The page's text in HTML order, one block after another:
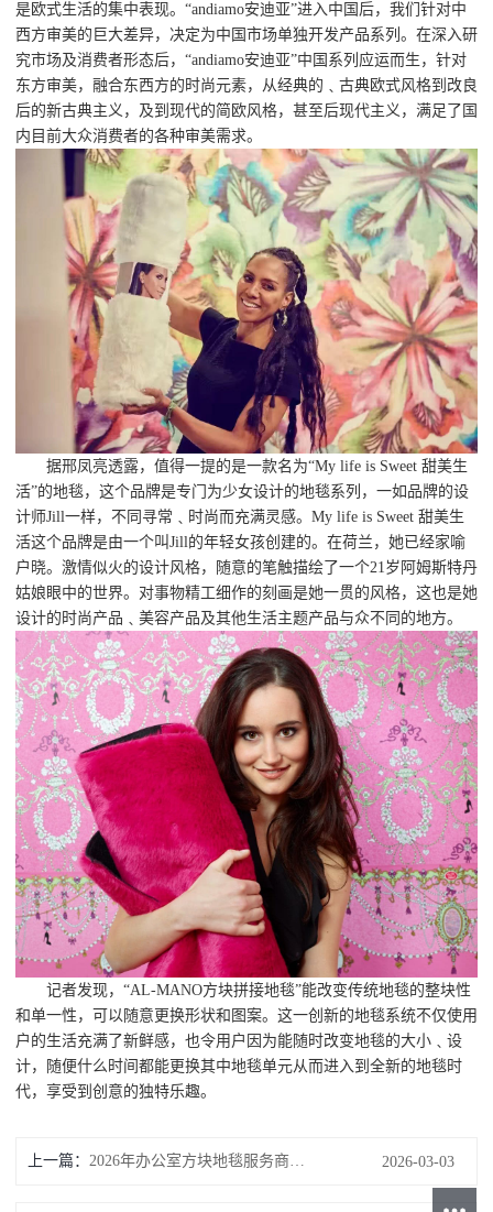
是欧式生活的集中表现。“andiamo安迪亚”进入中国后，我们针对中
西方审美的巨大差异，决定为中国市场单独开发产品系列。在深入研
究市场及消费者形态后，“andiamo安迪亚”中国系列应运而生，针对
东方审美，融合东西方的时尚元素，从经典的﹑古典欧式风格到改良
后的新古典主义，及到现代的简欧风格，甚至后现代主义，满足了国
内目前大众消费者的各种审美需求。
据邢凤亮透露，值得一提的是一款名为“My life is Sweet 甜美生
活”的地毯，这个品牌是专门为少女设计的地毯系列，一如品牌的设
计师Jill一样，不同寻常﹑时尚而充满灵感。My life is Sweet 甜美生
活这个品牌是由一个叫Jill的年轻女孩创建的。在荷兰，她已经家喻
户晓。激情似火的设计风格，随意的笔触描绘了一个21岁阿姆斯特丹
姑娘眼中的世界。对事物精工细作的刻画是她一贯的风格，这也是她
设计的时尚产品﹑美容产品及其他生活主题产品与众不同的地方。
记者发现，“AL-MANO方块拼接地毯”能改变传统地毯的整块性
和单一性，可以随意更换形状和图案。这一创新的地毯系统不仅使用
户的生活充满了新鲜感，也令用户因为能随时改变地毯的大小﹑设
计，随便什么时间都能更换其中地毯单元从而进入到全新的地毯时
代，享受到创意的独特乐趣。
上一篇： 2026-03-03